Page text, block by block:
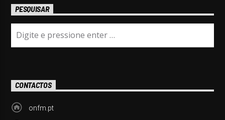
PESQUISAR
CONTACTOS
onfm.pt